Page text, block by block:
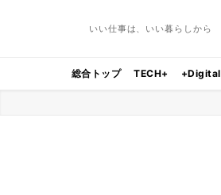
いい仕事は、いい暮らしから
総合トップ TECH+ +Digital